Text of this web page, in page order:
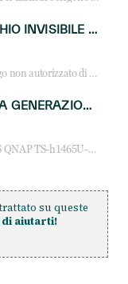
SHADOW AI: IL RISCHIO INVISIBILE CHE LE AZIENDE POSSONO GOVERNARE
Shadow AI riguardo l’impiego non autorizzato di sistemi AI all’interno dell’azienda. E’ una pratica che si diffonde a partire dai dipendenti fino ai dirigenti e mette a repentaglio la cybersecurity, con costi più elevati per le organizzazioni. Due recenti report illustrano il fenomeno e forniscono dati in merito
NAS QNAP DI NUOVA GENERAZIONE: PIÙ PRESTAZIONI, SCALABILITÀ E PROTEZIONE DEI DATI PER LE INFRASTRUTTURE IT MODERNE
Scopri la nuova gamma NAS QNAP TS-h1465U-RP, TS-h1065eU e TS-h665U: storage aziendale con ZFS, DDR5, E1.S NVMe e connettività 2.5GbE per backup, virtualizzazione e cybersecurity.
su queste
aiutarti!